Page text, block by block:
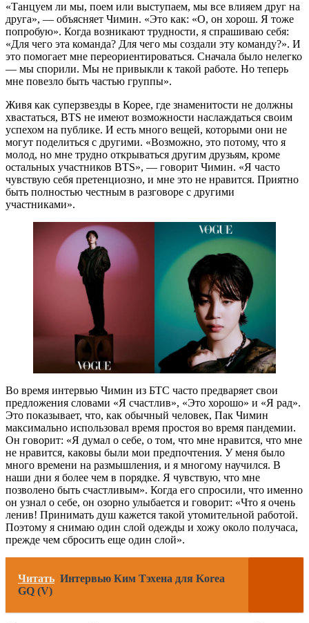
«Танцуем ли мы, поем или выступаем, мы все влияем друг на
друга», — объясняет Чимин. «Это как: «О, он хорош. Я тоже
попробую». Когда возникают трудности, я спрашиваю себя:
«Для чего эта команда? Для чего мы создали эту команду?». И
это помогает мне переориентироваться. Сначала было нелегко
— мы спорили. Мы не привыкли к такой работе. Но теперь
мне повезло быть частью группы».
Живя как суперзвезды в Корее, где знаменитости не должны
хвастаться, BTS не имеют возможности наслаждаться своим
успехом на публике. И есть много вещей, которыми они не
могут поделиться с другими. «Возможно, это потому, что я
молод, но мне трудно открываться другим друзьям, кроме
остальных участников BTS», — говорит Чимин. «Я часто
чувствую себя претенциозно, и мне это не нравится. Приятно
быть полностью честным в разговоре с другими
участниками».
Во время интервью Чимин из БТС часто предваряет свои
предложения словами «Я счастлив», «Это хорошо» и «Я рад».
Это показывает, что, как обычный человек, Пак Чимин
максимально использовал время простоя во время пандемии.
Он говорит: «Я думал о себе, о том, что мне нравится, что мне
не нравится, каковы были мои предпочтения. У меня было
много времени на размышления, и я многому научился. В
наши дни я более чем в порядке. Я чувствую, что мне
позволено быть счастливым». Когда его спросили, что именно
он узнал о себе, он озорно улыбается и говорит: «Что я очень
ленив! Принимать душ кажется такой утомительной работой.
Поэтому я снимаю один слой одежды и хожу около получаса,
прежде чем сбросить еще один слой».
Читать Интервью Ким Тэхена для Korea
GQ (V)